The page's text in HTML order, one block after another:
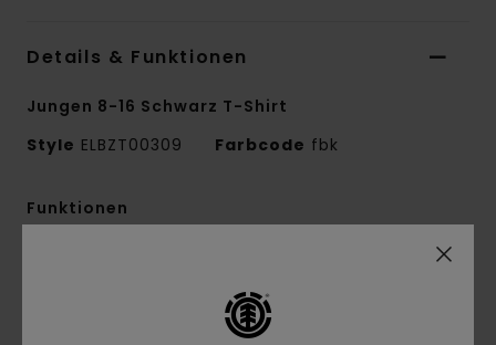
Details & Funktionen
Jungen 8-16 Schwarz T-Shirt
Style ELBZT00309 Farbcode fbk
Funktionen
100 % Bio-Baumwolle, Single-Jersey
Regular Fit